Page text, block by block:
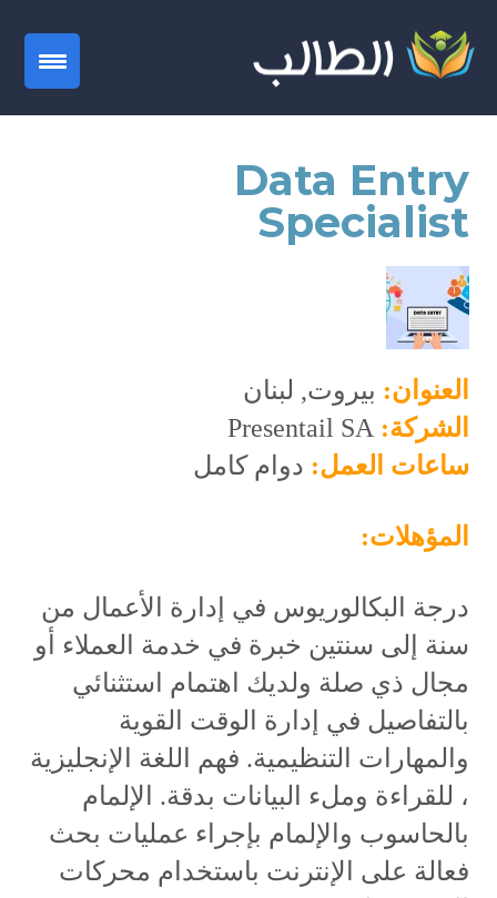
Data Entry
Specialist
العنوان: بيروت, لبنان
الشركة:
ساعات العمل: دوام كامل
المؤهلات:
درجة البكالوريوس في إدارة الأعمال من
سنة إلى سنتين خبرة في خدمة العملاء أو
مجال ذي صلة ولديك اهتمام استثنائي
بالتفاصيل في إدارة الوقت القوية
والمهارات التنظيمية. فهم اللغة الإنجليزية
، للقراءة وملء البيانات بدقة. الإلمام
بالحاسوب والإلمام بإجراء عمليات بحث
فعالة على الإنترنت باستخدام محركات